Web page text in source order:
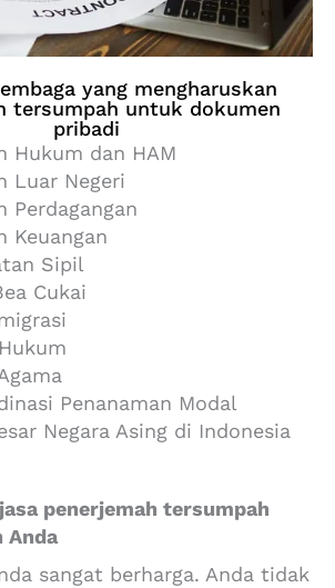
yang mengharuskan
tersumpah untuk dokumen
pribadi
Hukum dan HAM
Luar Negeri
Perdagangan
Keuangan
Sipil
Cukai
Penanaman Modal
Negara Asing di Indonesia
penerjemah tersumpah
Anda
sangat berharga. Anda tidak